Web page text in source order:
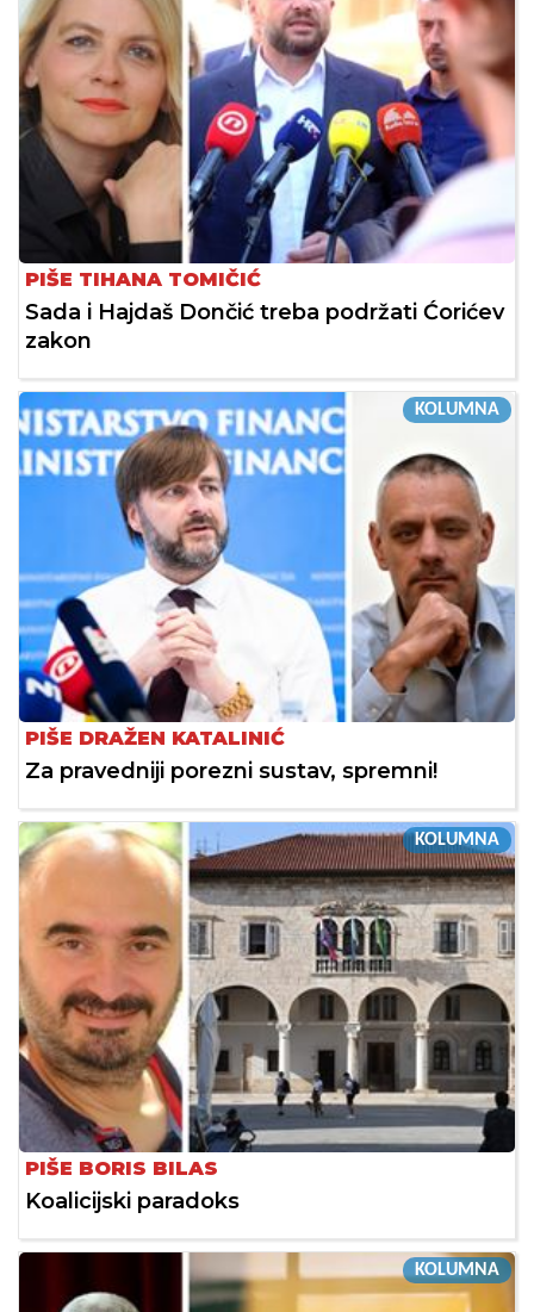
PIŠE TIHANA TOMIČIĆ
Sada i Hajdaš Dončić treba podržati Ćorićev
zakon
KOLUMNA
PIŠE DRAŽEN KATALINIĆ
Za pravedniji porezni sustav, spremni!
KOLUMNA
PIŠE BORIS BILAS
Koalicijski paradoks
KOLUMNA